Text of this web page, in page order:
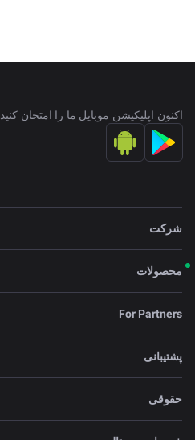
اکنون اپلیکیشن موبایل ما را امتحان کنید NOW
شرکت
محصولات
For Partners
پشتیبانی
حقوقی